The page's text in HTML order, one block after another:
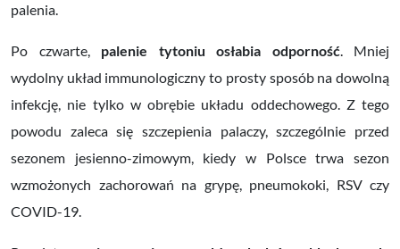
palenia.
Po czwarte, palenie tytoniu osłabia odporność. Mniej
wydolny układ immunologiczny to prosty sposób na dowolną
infekcję, nie tylko w obrębie układu oddechowego. Z tego
powodu zaleca się szczepienia palaczy, szczególnie przed
sezonem jesienno-zimowym, kiedy w Polsce trwa sezon
wzmożonych zachorowań na grypę, pneumokoki, RSV czy
COVID-19.